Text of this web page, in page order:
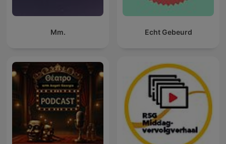
Mm. Echt Gebeurd